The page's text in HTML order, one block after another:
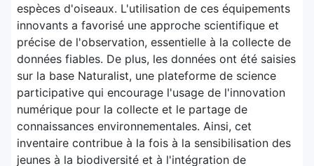
espèces d'oiseaux. L'utilisation de ces équipements
innovants a favorisé une approche scientifique et
précise de l'observation, essentielle à la collecte de
données fiables. De plus, les données ont été saisies
sur la base Naturalist, une plateforme de science
participative qui encourage l'usage de l'innovation
numérique pour la collecte et le partage de
connaissances environnementales. Ainsi, cet
inventaire contribue à la fois à la sensibilisation des
jeunes à la biodiversité et à l'intégration de